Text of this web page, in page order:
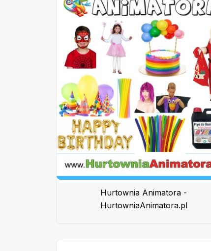
Hurtownia Animatora -
HurtowniaAnimatora.pl